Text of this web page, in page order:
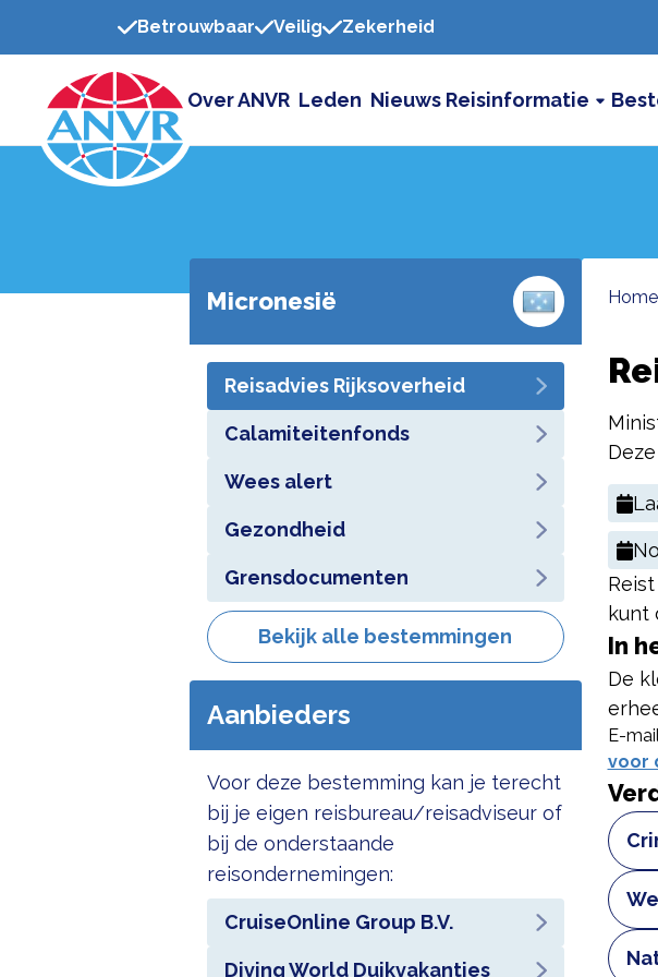
Betrouwbaar Veilig Zekerheid
Over ANVR Leden Nieuws Reisinformatie
Micronesië
Reisadvies Rijksoverheid
Calamiteitenfonds
Wees alert
Gezondheid
Grensdocumenten
Bekijk alle bestemmingen
Aanbieders
Voor deze bestemming kan je terecht
bij je eigen reisbureau/reisadviseur of
bij de onderstaande
reisondernemingen:
CruiseOnline Group B.V.
Diving World Duikvakanties
Home
kunt
In
De
E-
voor
De
op
U